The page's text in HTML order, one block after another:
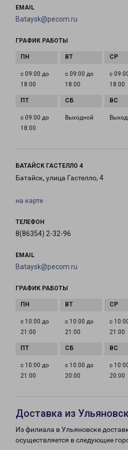
EMAIL
Bataysk@pecom.ru
ГРАФИК РАБОТЫ
с 09:00 до
18:00
с 09:00 до
18:00
с
18:00
с 09:00 до
18:00
Выходной
БАТАЙСК ГАСТЕЛЛО 4
Батайск, улица Гастелло, 4
на карте
ТЕЛЕФОН
8(86354) 2-32-96
EMAIL
Bataysk@pecom.ru
ГРАФИК РАБОТЫ
с 10:00 до
21:00
с 10:00 до
21:00
с
21:00
с 10:00 до
21:00
с 10:00 до
20:00
с
20:00
Доставка из
Из филиала в Ульяновске
осуществляется в следующие